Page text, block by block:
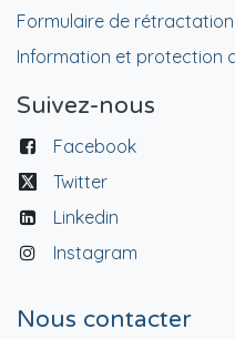
Formulaire de rétractation
Information et protection
Suivez-nous
Facebook
Twitter
Linkedin
Instagram
Nous contacter